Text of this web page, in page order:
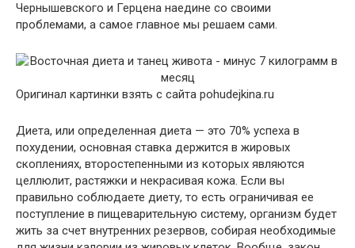
Чернышевского и Герцена наедине со своими
проблемами, а самое главное мы решаем сами.
Оригинал картинки взять с сайта pohudejkina.ru
Диета, или определенная диета — это 70% успеха в
похудении, основная ставка держится в жировых
скоплениях, второстепенными из которых являются
целлюлит, растяжки и некрасивая кожа. Если вы
правильно соблюдаете диету, то есть ограничивая ее
поступление в пищеварительную систему, организм будет
жить за счет внутренних резервов, собирая необходимые